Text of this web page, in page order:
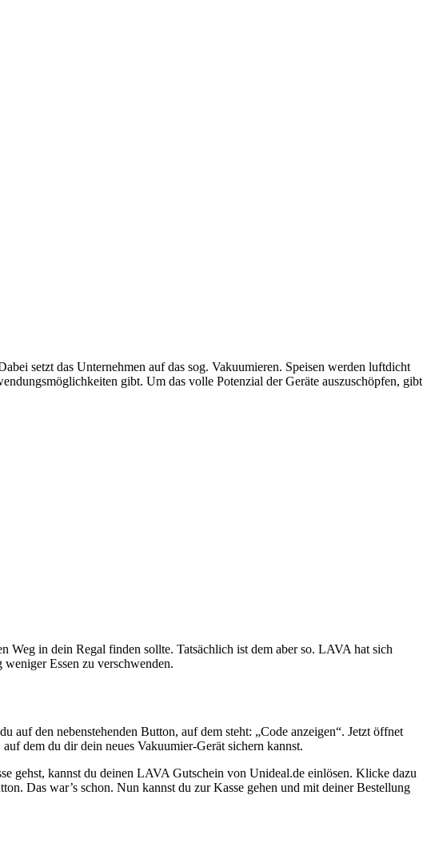
setzt das Unternehmen auf das sog. Vakuumieren. Speisen werden luftdicht
gibt. Um das volle Potenzial der Geräte auszuschöpfen, gibt
Weg in dein Regal finden sollte. Tatsächlich ist dem aber so. LAVA hat sich
Essen zu verschwenden.
den nebenstehenden Button, auf dem steht: „Code anzeigen“. Jetzt öffnet
dem du dir dein neues Vakuumier-Gerät sichern kannst.
gehst, kannst du deinen LAVA Gutschein von Unideal.de einlösen. Klicke dazu
Das war’s schon. Nun kannst du zur Kasse gehen und mit deiner Bestellung